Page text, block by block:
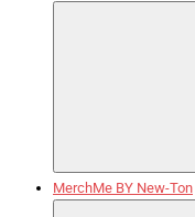
MerchMe BY New-Ton